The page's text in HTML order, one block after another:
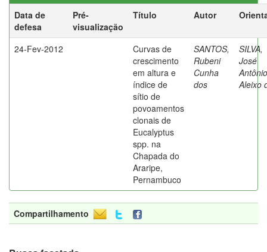
Data de
defesa
Pré-
visualização
Título Autor
24-Fev-2012
Curvas de
crescimento
em altura e
índice de
sítio de
povoamentos
clonais de
Eucalyptus
spp. na
Chapada do
Araripe,
Pernambuco
SANTOS,
Rubeni
Cunha
dos
SILVA,
José
Antônio
Aleixo
Compartilhamento